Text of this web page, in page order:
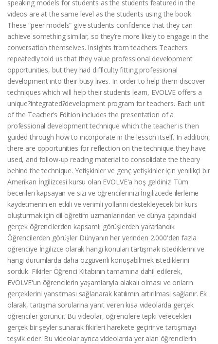
speaking models for students as the students featured in the
videos are at the same level as the students using the book.
These “peer models” give students confidence that they can
achieve something similar, so they’re more likely to engage in the
conversation themselves. Insights from teachers Teachers
repeatedly told us that they value professional development
opportunities, but they had difficulty fitting professional
development into their busy lives. In order to help them discover
techniques which will help their students learn, EVOLVE offers a
unique?integrated?development program for teachers. Each unit
of the Teacher’s Edition includes the presentation of a
professional development technique which the teacher is then
guided through how to incorporate in the lesson itself. In addition,
there are opportunities for reflection on the technique they have
used, and follow-up reading material to consolidate the theory
behind the technique. Yetişkinler ve genç yetişkinler için yenilikçi bir
Amerikan İngilizcesi kursu olan EVOLVE'a hoş geldiniz! Tüm
becerileri kapsayan ve sizi ve öğrencilerinizi İngilizcede ilerleme
kaydetmenin en etkili ve verimli yollarını destekleyecek bir kurs
oluşturmak için dil öğretim uzmanlarından ve dünya çapındaki
gerçek öğrencilerden kapsamlı görüşlerden yararlandık.
Öğrencilerden görüşler Dünyanın her yerinden 2.000'den fazla
öğrenciye İngilizce olarak hangi konuları tartışmak istediklerini ve
hangi durumlarda daha özgüvenli konuşabilmek istediklerini
sorduk. Fikirler Öğrenci Kitabının tamamına dahil edilerek,
EVOLVE'un öğrencilerin yaşamlarıyla alakalı olması ve onların
gerçeklerini yansıtması sağlanarak katılımın artırılması sağlanır. Ek
olarak, tartışma sorularına yanıt veren kısa videolarda gerçek
öğrenciler görünür. Bu videolar, öğrencilere tepki verecekleri
gerçek bir şeyler sunarak fikirleri harekete geçirir ve tartışmayı
teşvik eder. Bu videolar ayrıca videolarda yer alan öğrencilerin